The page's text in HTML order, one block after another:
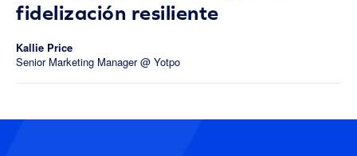
fidelización resiliente
Kallie Price
Senior Marketing Manager @ Yotpo